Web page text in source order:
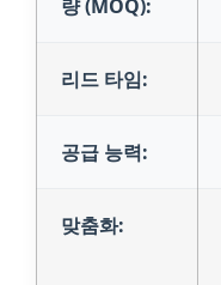
량 (MOQ):
리드 타임:
공급 능력:
맞춤화: